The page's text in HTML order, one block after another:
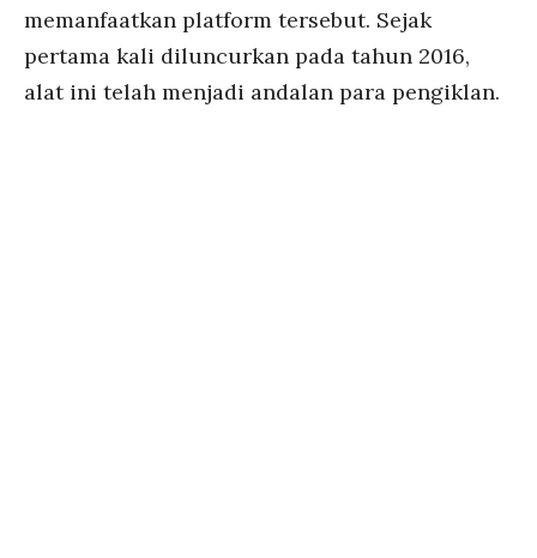
memanfaatkan platform tersebut. Sejak
pertama kali diluncurkan pada tahun 2016,
alat ini telah menjadi andalan para pengiklan.